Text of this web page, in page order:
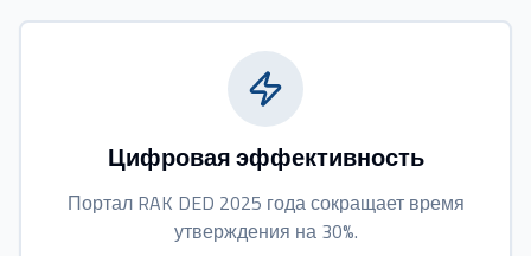
Цифровая эффективность
Портал RAK DED 2025 года сокращает время
утверждения на 30%.